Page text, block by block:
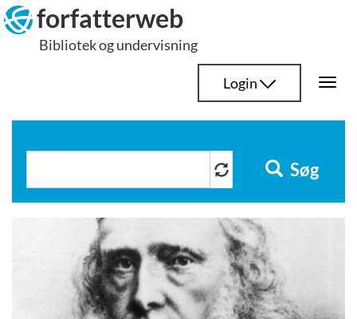
Hop
til
indhold
forfatterweb
Bibliotek og undervisning
Login
Søg